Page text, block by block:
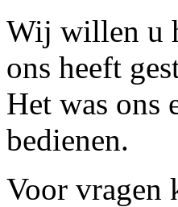
Wij willen u
ons heeft
Het was ons
bedienen.
Voor vragen